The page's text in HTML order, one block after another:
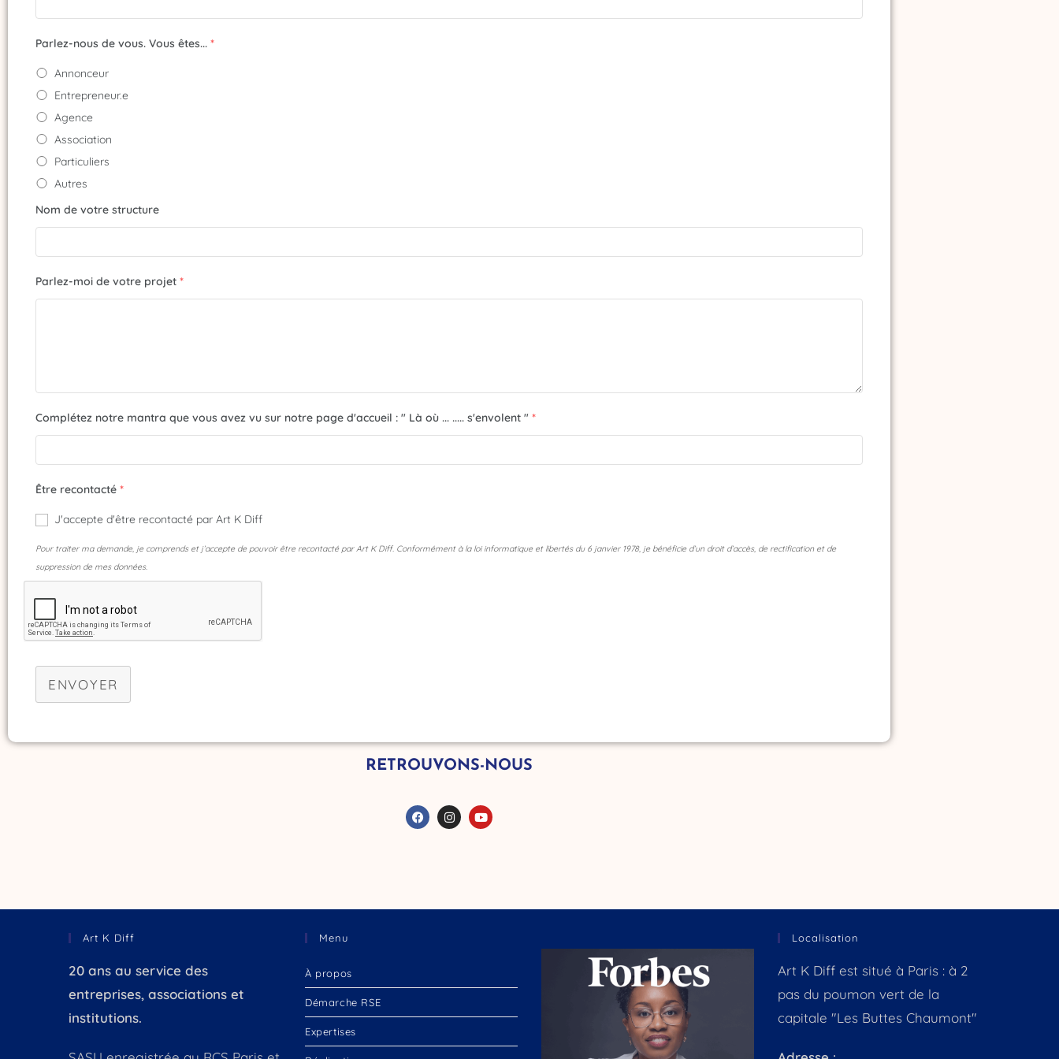
Parlez-nous de vous. Vous êtes... *
Annonceur
Entrepreneur.e
Agence
Association
Particuliers
Autres
Nom de votre structure
Parlez-moi de votre projet *
Complétez notre mantra que vous avez vu sur notre page d'accueil : " Là où ... ..... s'envolent " *
Être recontacté *
J'accepte d'être recontacté par Art K Diff
Pour traiter ma demande, je comprends et j’accepte de pouvoir être recontacté par Art K Diff. Conformément à la loi informatique et libertés du 6 janvier 1978, je bénéficie d’un droit d’accès, de rectification et de
suppression de mes données.
ENVOYER
RETROUVONS-NOUS
Art K Diff
20 ans au service des
entreprises, associations et
institutions.
Menu
À propos
Démarche RSE
Expertises
Localisation
Art K Diff est situé à Paris : à 2
pas du poumon vert de la
capitale "Les Buttes Chaumont"